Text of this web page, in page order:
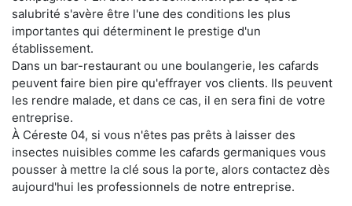
salubrité s'avère être l'une des conditions les plus
importantes qui déterminent le prestige d'un
établissement.
Dans un bar-restaurant ou une boulangerie, les cafards
peuvent faire bien pire qu'effrayer vos clients. Ils peuvent
les rendre malade, et dans ce cas, il en sera fini de votre
entreprise.
À Céreste 04, si vous n'êtes pas prêts à laisser des
insectes nuisibles comme les cafards germaniques vous
pousser à mettre la clé sous la porte, alors contactez dès
aujourd'hui les professionnels de notre entreprise.